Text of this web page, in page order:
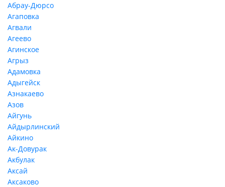
Абрау-Дюрсо
Агаповка
Агвали
Агеево
Агинское
Агрыз
Адамовка
Адыгейск
Азнакаево
Азов
Айгунь
Айдырлинский
Айкино
Ак-Довурак
Акбулак
Аксай
Аксаково